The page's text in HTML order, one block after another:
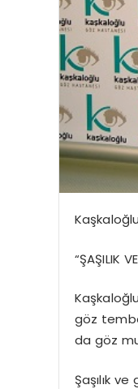
“ŞAŞILIK
göz
da göz
Şaşılık